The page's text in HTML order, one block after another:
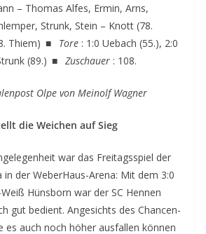
– Thomas Alfes, Ermin, Arns,
Strunk, Stein – Knott (78.
Thiem) ■ Tore : 1:0 Uebach (55.), 2:0
(89.) ■ Zuschauer : 108.
Olpe von Meinolf Wagner
die Weichen auf Sieg
war das Freitagsspiel der
in der WeberHaus-Arena: Mit dem 3:0
Hünsborn war der SC Hennen
gut bedient. Angesichts des Chancen-
es auch noch höher ausfallen können